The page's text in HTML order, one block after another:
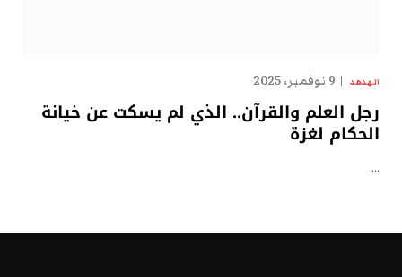
الهدهد 9 نوفمبر، 2025
رجل العلم والقرآن.. الذي لم يسكت عن خيانة
الحكام لغزة
…